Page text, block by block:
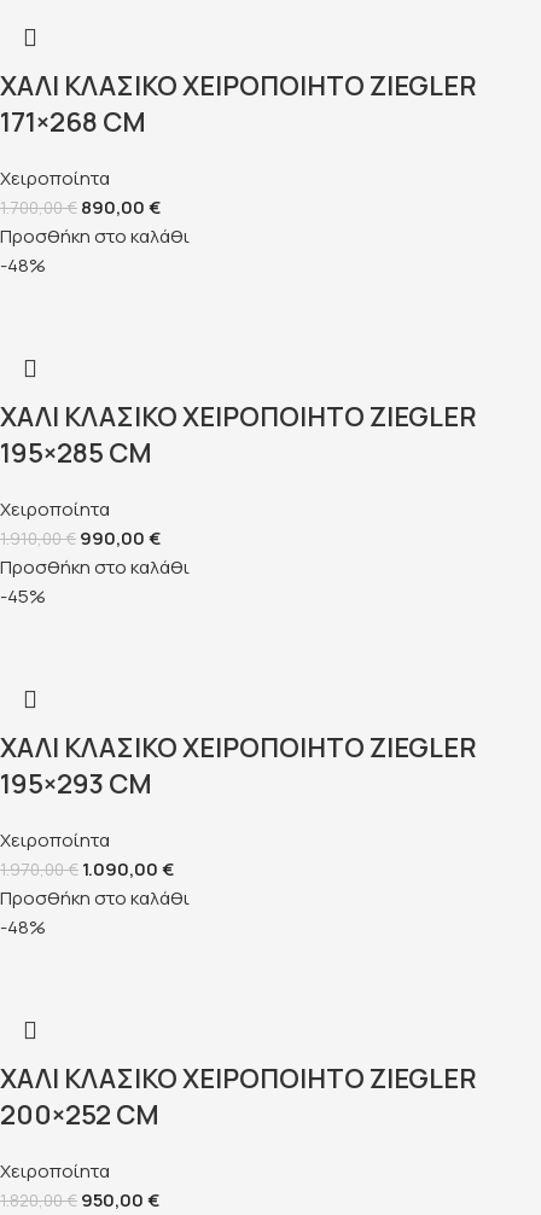
ΧΑΛΊ ΚΛΑΣΙΚΌ ΧΕΙΡΟΠΟΊΗΤΟ ZIEGLER
171×268 CM
Χειροποίητα
1.700,00€ 890,00€
Προσθήκη στο καλάθι
-48%
ΧΑΛΊ ΚΛΑΣΙΚΌ ΧΕΙΡΟΠΟΊΗΤΟ ZIEGLER
195×285 CM
Χειροποίητα
1.910,00€ 990,00€
Προσθήκη στο καλάθι
-45%
ΧΑΛΊ ΚΛΑΣΙΚΌ ΧΕΙΡΟΠΟΊΗΤΟ ZIEGLER
195×293 CM
Χειροποίητα
1.970,00€ 1.090,00€
Προσθήκη στο καλάθι
-48%
ΧΑΛΊ ΚΛΑΣΙΚΌ ΧΕΙΡΟΠΟΊΗΤΟ ZIEGLER
200×252 CM
Χειροποίητα
1.820,00€ 950,00€